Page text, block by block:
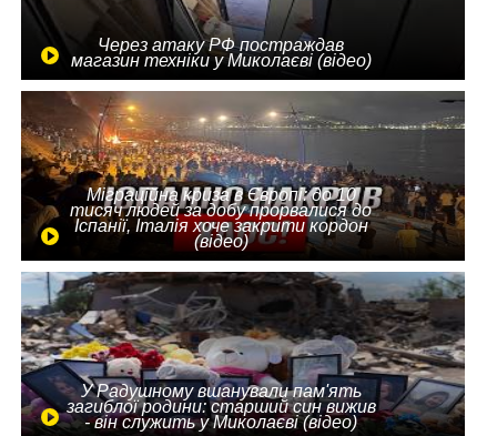
Через атаку РФ постраждав
магазин техніки у Миколаєві (відео)
Міграційна криза в Європі: до 10
тисяч людей за добу прорвалися до
Іспанії, Італія хоче закрити кордон
(відео)
У Радушному вшанували пам'ять
загиблої родини: старший син вижив
- він служить у Миколаєві (відео)